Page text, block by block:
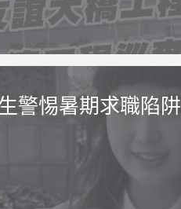
警惕暑期求職陷阱